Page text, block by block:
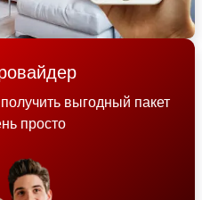
выгодный пакет
просто